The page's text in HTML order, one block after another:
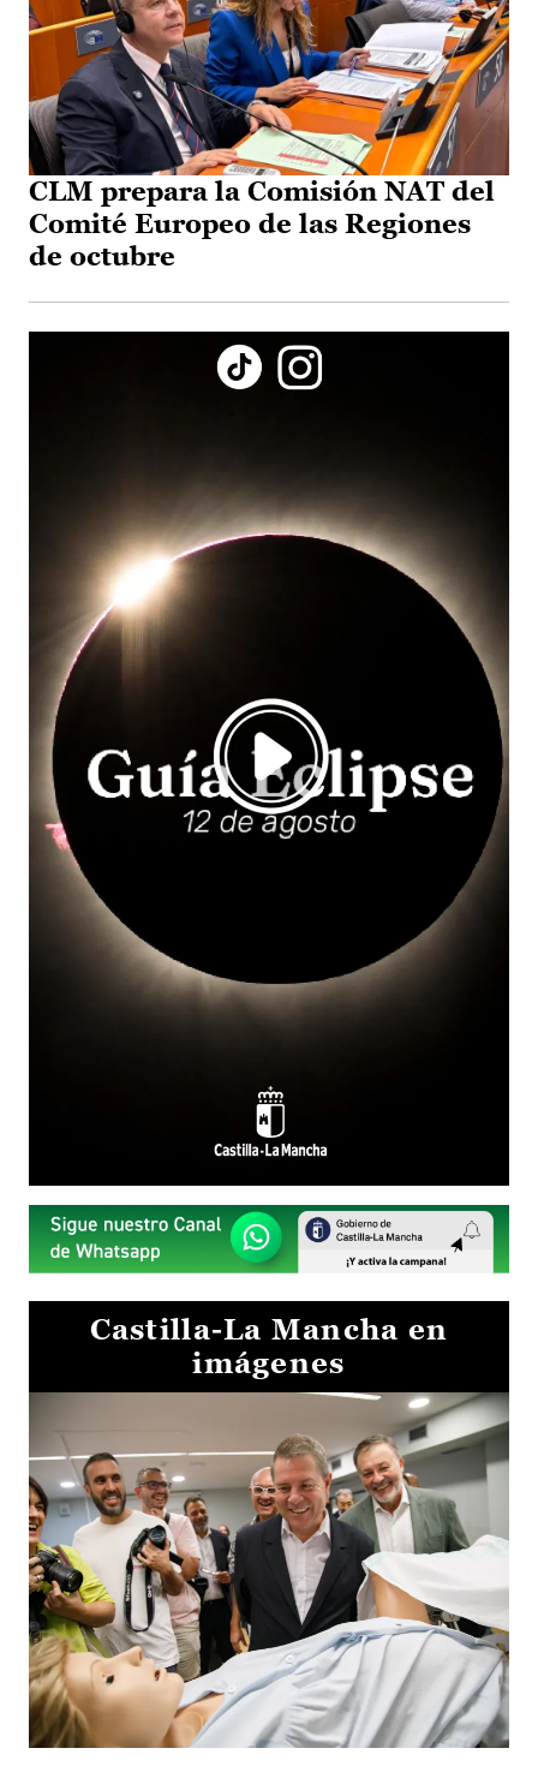
CLM prepara la Comisión NAT del
Comité Europeo de las Regiones
de octubre
Castilla-La Mancha en
imágenes